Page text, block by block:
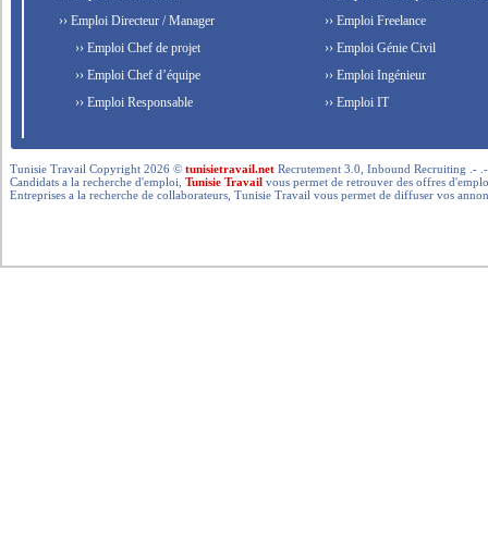
›› Emploi Directeur / Manager
›› Emploi Chef de projet
›› Emploi Chef d’équipe
›› Emploi Responsable
›› Emploi Freelance
›› Emploi Génie Civil
›› Emploi Ingénieur
›› Emploi IT
Tunisie Travail Copyright 2026 ©tunisietravail.net Recrutement 3.0, Inbound Recruiting .-
Candidats a la recherche d'emploi,Tunisie Travail vous permet de retrouver des offres
Entreprises a la recherche de collaborateurs, Tunisie Travail vous permet de diffuser vos